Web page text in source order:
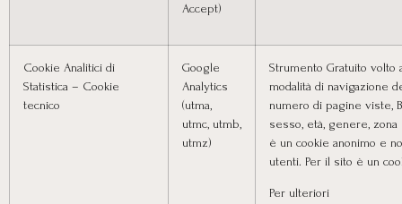
Accept)
Cookie Analitici di
Statistica – Cookie
tecnico
Google
Analytics
(utma,
utmc, utmb,
utmz)
Strumento Gratuito volto
modalità di navigazione
numero di pagine viste,
sesso, età, genere,
è un cookie anonimo e
utenti. Per il sito è un
Per ulteriori